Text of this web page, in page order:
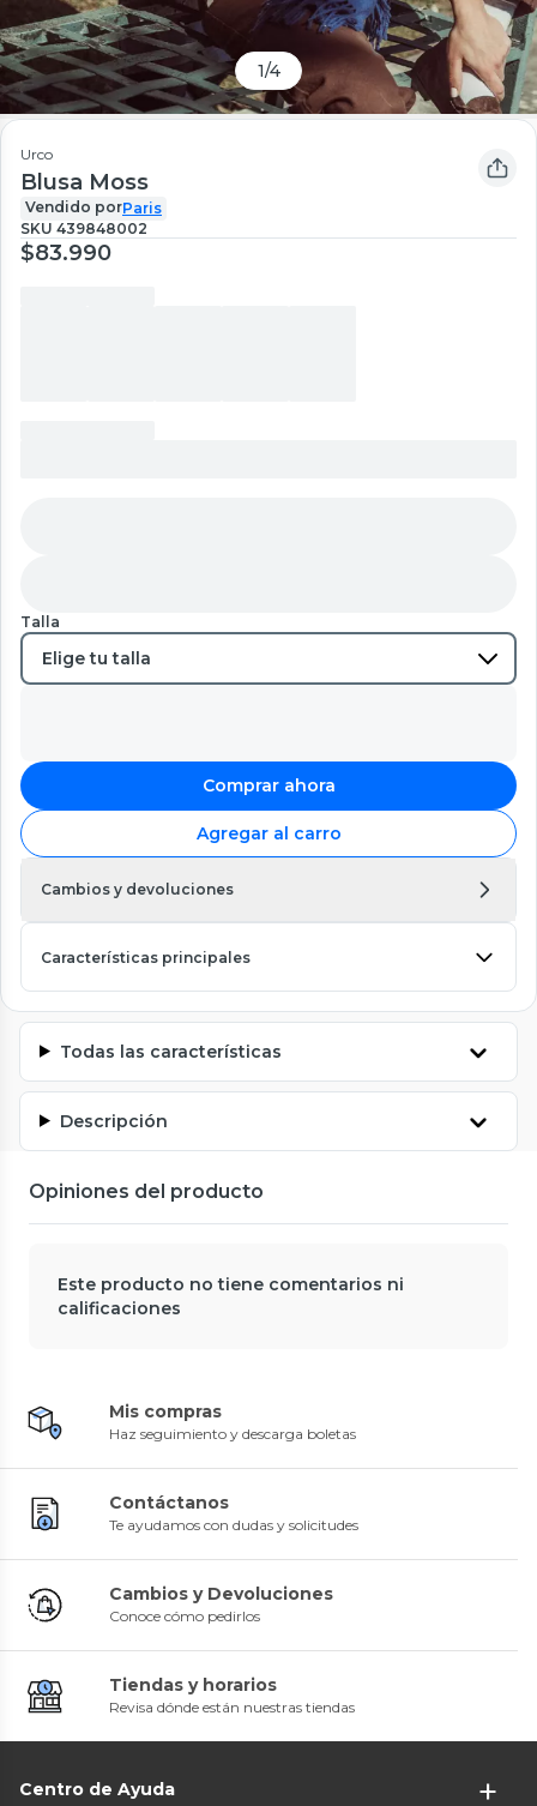
1/4
Urco
Blusa Moss
Vendido porParis
SKU 439848002
$83.990
Talla
Comprar ahora
Agregar al carro
Cambios y devoluciones
Características principales
Todas las características
Descripción
Opiniones del producto
Este producto no tiene comentarios ni
calificaciones
Mis compras
Haz seguimiento y descarga boletas
Contáctanos
Te ayudamos con dudas y solicitudes
Cambios y Devoluciones
Conoce cómo pedirlos
Tiendas y horarios
Revisa dónde están nuestras tiendas
Centro de Ayuda